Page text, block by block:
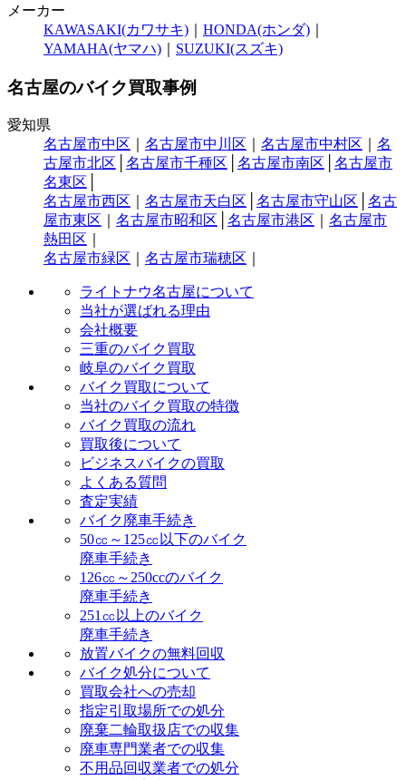
メーカー
KAWASAKI(カワサキ)
HONDA(ホンダ)
YAMAHA(ヤマハ)
SUZUKI(スズキ)
名古屋のバイク買取事例
愛知県
名古屋市中区
名古屋市中川区 名古屋市中村区
名
古屋市北区
名古屋市千種区 名古屋市南区
名古屋市
名東区
名古屋市西区
名古屋市天白区 名古屋市守山区
名古
屋市東区
名古屋市昭和区 名古屋市港区
名古屋市
熱田区
名古屋市緑区
名古屋市瑞穂区
ライトナウ名古屋について
当社が選ばれる理由
会社概要
三重のバイク買取
岐阜のバイク買取
バイク買取について
当社のバイク買取の特徴
バイク買取の流れ
買取後について
ビジネスバイクの買取
よくある質問
査定実績
バイク廃車手続き
50㏄～125㏄以下のバイク
廃車手続き
126㏄～250ccのバイク
廃車手続き
251㏄以上のバイク
廃車手続き
放置バイクの無料回収
バイク処分について
買取会社への売却
指定引取場所での処分
廃棄二輪取扱店での収集
廃車専門業者での収集
不用品回収業者での処分